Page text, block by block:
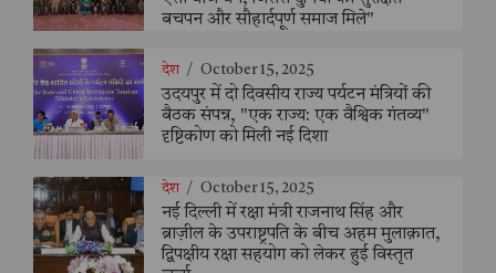
बचपन और सौहार्दपूर्ण समाज मिले"
देश / October 15, 2025
उदयपुर में दो दिवसीय राज्य पर्यटन मंत्रियों की
बैठक संपन्न, "एक राज्य: एक वैश्विक गंतव्य"
दृष्टिकोण को मिली नई दिशा
देश / October 15, 2025
नई दिल्ली में रक्षा मंत्री राजनाथ सिंह और
ब्राज़ील के उपराष्ट्रपति के बीच अहम मुलाक़ात,
द्विपक्षीय रक्षा सहयोग को लेकर हुई विस्तृत